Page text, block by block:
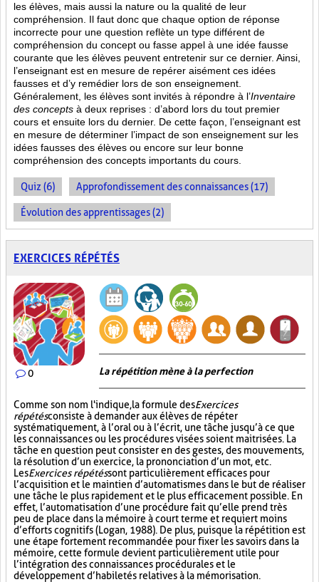
les élèves, mais aussi la nature ou la qualité de leur
compréhension. Il faut donc que chaque option de réponse
incorrecte pour une question reflète un type différent de
compréhension du concept ou fasse appel à une idée fausse
courante que les élèves peuvent entretenir sur ce dernier. Ainsi,
l’enseignant est en mesure de repérer aisément ces idées
fausses et d’y remédier lors de son enseignement.
Généralement, les élèves sont invités à répondre à l’Inventaire
des concepts à deux reprises : d’abord lors du tout premier
cours et ensuite lors du dernier. De cette façon, l’enseignant est
en mesure de déterminer l’impact de son enseignement sur les
idées fausses des élèves ou encore sur leur bonne
compréhension des concepts importants du cours.
Quiz (6) Approfondissement des connaissances (17)
Évolution des apprentissages (2)
EXERCICES RÉPÉTÉS
0 La répétition mène à la perfection
Comme son nom l'indique, la formule desExercices
répétésconsiste à demander aux élèves de répéter
systématiquement, à l’oral ou à l’écrit, une tâche jusqu’à ce que
les connaissances ou les procédures visées soient maitrisées. La
tâche en question peut consister en des gestes, des mouvements,
la résolution d’un exercice, la prononciation d’un mot, etc.
LesExercices répétéssont particulièrement efficaces pour
l’acquisition et le maintien d’automatismes dans le but de réaliser
une tâche le plus rapidement et le plus efficacement possible. En
effet, l’automatisation d’une procédure fait qu’elle prend très
peu de place dans la mémoire à court terme et requiert moins
d’efforts cognitifs (Logan, 1988). De plus, puisque la répétition est
une étape fortement recommandée pour fixer les savoirs dans la
mémoire, cette formule devient particulièrement utile pour
l’intégration des connaissances procédurales et le
développement d’habiletés relatives à la mémorisation.